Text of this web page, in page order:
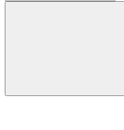
Buscar